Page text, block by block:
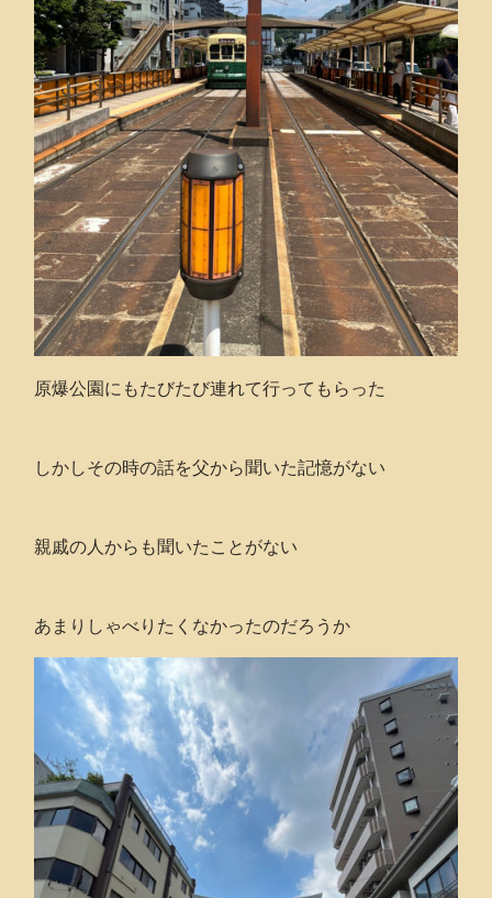
原爆公園にもたびたび連れて行ってもらった
しかしその時の話を父から聞いた記憶がない
親戚の人からも聞いたことがない
あまりしゃべりたくなかったのだろうか